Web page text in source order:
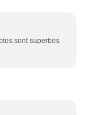
sont superbes